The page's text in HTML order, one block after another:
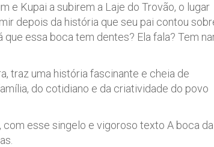
e Kupai a subirem a Laje do Trovão, o lugar
depois da história que seu pai contou
essa boca tem dentes? Ela fala? Tem
traz uma história fascinante e cheia de
do cotidiano e da criatividade do povo
com esse singelo e vigoroso texto A boca da